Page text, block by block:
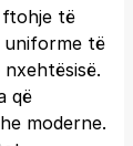
ftohje të
uniforme të
që
moderne.